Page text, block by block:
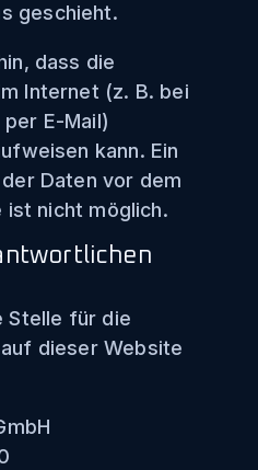
geschieht.
dass die
Internet (z. B. bei
E-Mail)
kann. Ein
Daten vor dem
nicht möglich.
Stelle für die
dieser Website